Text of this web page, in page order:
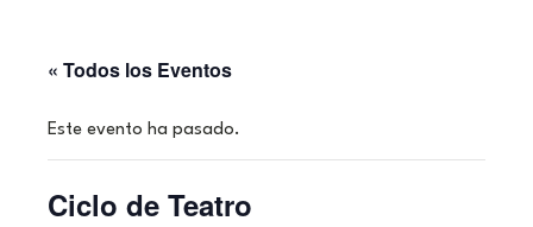
« Todos los Eventos
Este evento ha pasado.
Ciclo de Teatro